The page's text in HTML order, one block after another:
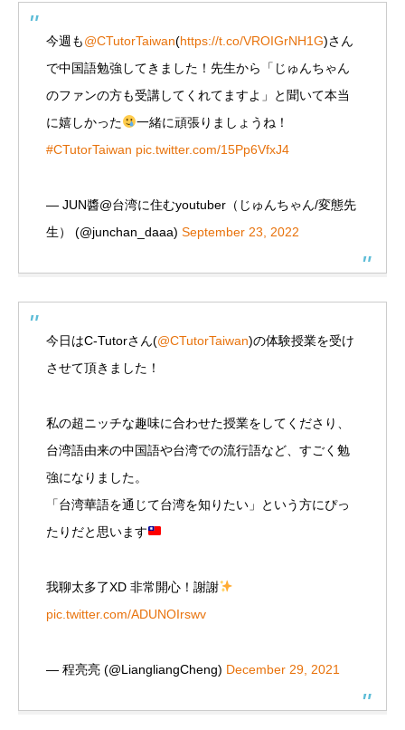
今週も@CTutorTaiwan(https://t.co/VROIGrNH1G)さん
で中国語勉強してきました！先生から「じゅんちゃん
のファンの方も受講してくれてますよ」と聞いて本当
に嬉しかった
一緒に頑張りましょうね！
#CTutorTaiwan pic.twitter.com/15Pp6VfxJ4
— JUN醬@台湾に住むyoutuber（じゅんちゃん/変態先
生） (@junchan_daaa) September 23, 2022
今日はC-Tutorさん(@CTutorTaiwan)の体験授業を受け
させて頂きました！
私の超ニッチな趣味に合わせた授業をしてくださり、
台湾語由来の中国語や台湾での流行語など、すごく勉
強になりました。
「台湾華語を通じて台湾を知りたい」という方にぴっ
たりだと思います
我聊太多了XD 非常開心！謝謝
pic.twitter.com/ADUNOIrswv
— 程亮亮 (@LiangliangCheng) December 29, 2021